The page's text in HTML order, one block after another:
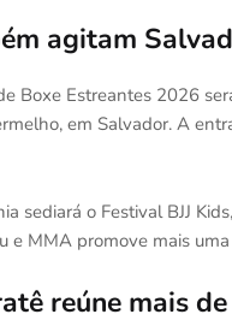
agitam
Boxe Estreantes 2026
em Salvador. A
sediará o Festival BJJ
e MMA promove mais
reúne mais